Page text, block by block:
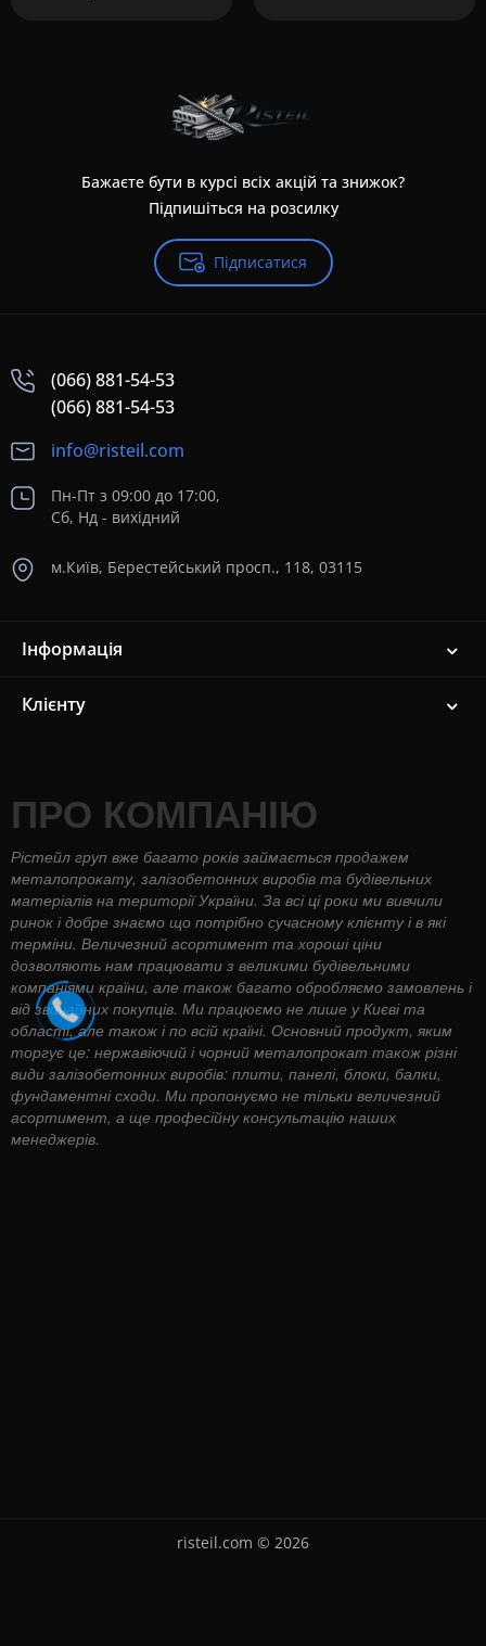
Бажаєте бути в курсі всіх акцій та знижок?
Підпишіться на розсилку
Підписатися
(066) 881-54-53
(066) 881-54-53
info@risteil.com
Пн-Пт з 09:00 до 17:00,
Сб, Нд - вихідний
м.Київ, Берестейський просп., 118, 03115
Інформація
Клієнту
ПРО КОМПАНІЮ
Рістейл груп вже багато років займається продажем
металопрокату, залізобетонних виробів та будівельних
матеріалів на території України. За всі ці роки ми вивчили
ринок і добре знаємо що потрібно сучасному клієнту і в які
терміни. Величезний асортимент та хороші ціни
дозволяють нам працювати з великими будівельними
компаніями країни, але також багато обробляємо замовлень і
від звичайних покупців. Ми працюємо не лише у Києві та
області, але також і по всій країні. Основний продукт, яким
торгує це: нержавіючий і чорний металопрокат також різні
види залізобетонних виробів: плити, панелі, блоки, балки,
фундаментні сходи. Ми пропонуємо не тільки величезний
асортимент, а ще професійну консультацію наших
менеджерів.
risteil.com © 2026